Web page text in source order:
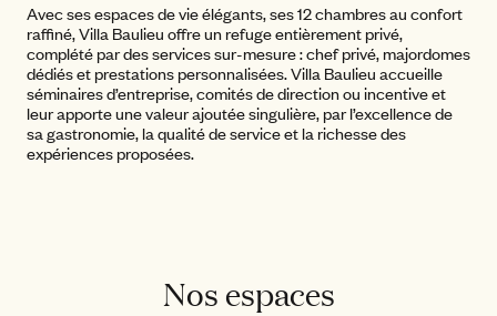
Avec ses espaces de vie élégants, ses 12 chambres au confort
raffiné, Villa Baulieu offre un refuge entièrement privé,
complété par des services sur-mesure : chef privé, majordomes
dédiés et prestations personnalisées. Villa Baulieu accueille
séminaires d’entreprise, comités de direction ou incentive et
leur apporte une valeur ajoutée singulière, par l’excellence de
sa gastronomie, la qualité de service et la richesse des
expériences proposées.
Nos espaces